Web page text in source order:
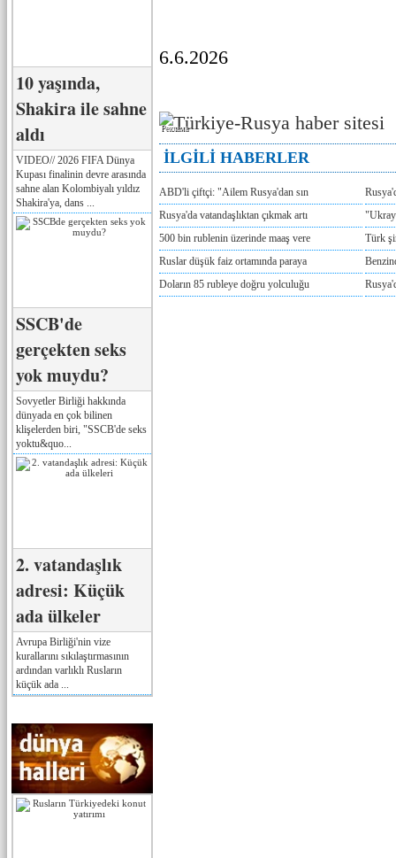
10 yaşında,
Shakira ile sahne
aldı
VIDEO// 2026 FIFA Dünya
Kupası finalinin devre arasında
sahne alan Kolombiyalı yıldız
Shakira'ya, dans ...
SSCB'de
gerçekten seks
yok muydu?
Sovyetler Birliği hakkında
dünyada en çok bilinen
klişelerden biri, "SSCB'de seks
yoktu&quo...
2. vatandaşlık
adresi: Küçük
ada ülkeler
Avrupa Birliği'nin vize
kurallarını sıkılaştırmasının
ardından varlıklı Rusların
küçük ada ...
6.6.2026
Реклама
İLGİLİ HABERLER
ABD'li çiftçi: "Ailem Rusya'dan sın
Rusya'da vatandaşlıktan çıkmak artı
500 bin rublenin üzerinde maaş vere
Türk
Ruslar düşük faiz ortamında paraya
Doların 85 rubleye doğru yolculuğu